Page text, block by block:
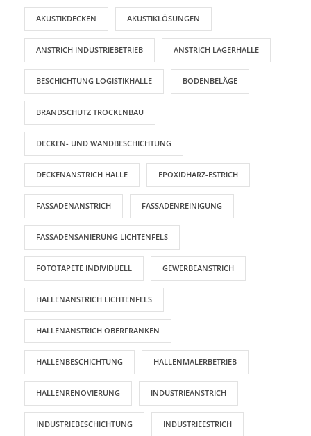
AKUSTIKDECKEN AKUSTIKLÖSUNGEN
ANSTRICH INDUSTRIEBETRIEB ANSTRICH LAGERHALLE
BESCHICHTUNG LOGISTIKHALLE BODENBELÄGE
BRANDSCHUTZ TROCKENBAU
DECKEN- UND WANDBESCHICHTUNG
DECKENANSTRICH HALLE EPOXIDHARZ-ESTRICH
FASSADENANSTRICH FASSADENREINIGUNG
FASSADENSANIERUNG LICHTENFELS
FOTOTAPETE INDIVIDUELL GEWERBEANSTRICH
HALLENANSTRICH LICHTENFELS
HALLENANSTRICH OBERFRANKEN
HALLENBESCHICHTUNG HALLENMALERBETRIEB
HALLENRENOVIERUNG INDUSTRIEANSTRICH
INDUSTRIEBESCHICHTUNG INDUSTRIEESTRICH